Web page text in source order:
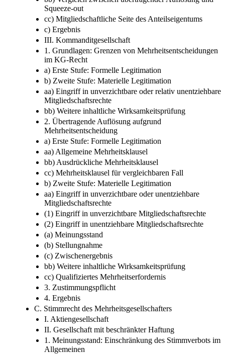
Squeeze-out
cc) Mitgliedschaftliche Seite des Anteilseigentums
c) Ergebnis
III. Kommanditgesellschaft
1. Grundlagen: Grenzen von Mehrheitsentscheidungen
im KG-Recht
a) Erste Stufe: Formelle Legitimation
b) Zweite Stufe: Materielle Legitimation
aa) Eingriff in unverzichtbare oder relativ unentziehbare
Mitgliedschaftsrechte
bb) Weitere inhaltliche Wirksamkeitsprüfung
2. Übertragende Auflösung aufgrund
Mehrheitsentscheidung
a) Erste Stufe: Formelle Legitimation
aa) Allgemeine Mehrheitsklausel
bb) Ausdrückliche Mehrheitsklausel
cc) Mehrheitsklausel für vergleichbaren Fall
b) Zweite Stufe: Materielle Legitimation
aa) Eingriff in unverzichtbare oder unentziehbare
Mitgliedschaftsrechte
(1) Eingriff in unverzichtbare Mitgliedschaftsrechte
(2) Eingriff in unentziehbare Mitgliedschaftsrechte
(a) Meinungsstand
(b) Stellungnahme
(c) Zwischenergebnis
bb) Weitere inhaltliche Wirksamkeitsprüfung
cc) Qualifiziertes Mehrheitserfordernis
3. Zustimmungspflicht
4. Ergebnis
C. Stimmrecht des Mehrheitsgesellschafters
I. Aktiengesellschaft
II. Gesellschaft mit beschränkter Haftung
1. Meinungsstand: Einschränkung des Stimmverbots im
Allgemeinen